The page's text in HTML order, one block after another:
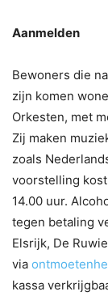
Aanmelden
Bewoners die
zijn komen
Orkesten, met
Zij maken
zoals
voorstelling
14.00 uur.
tegen betaling
Elsrijk, De
via
kassa